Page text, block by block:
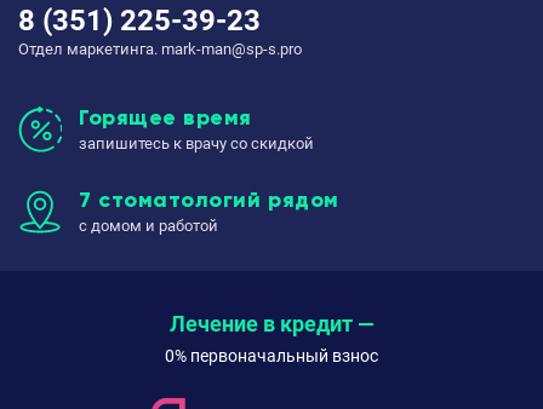
Горящее время
запишитесь к врачу со скидкой
7 стоматологий рядом
с домом и работой
Лечение в кредит —
0% первоначальный взнос
8 (351) 225-39-23
Отдел маркетинга. mark-man@sp-s.pro